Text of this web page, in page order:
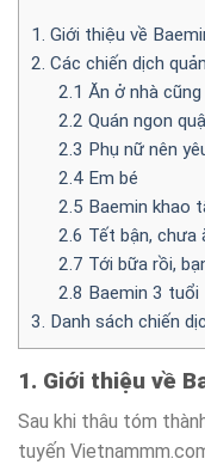
1. Giới thiệu về
2. Các chiến dịch
2.1 Ăn ở nhà cũng
2.2 Quán ngon
2.3 Phụ nữ nên
2.4 Em bé
2.5 Baemin khao
2.6 Tết bận, chưa
2.7 Tới bữa rồi,
2.8 Baemin 3 tuổi
3. Danh sách chiến
1. Giới thiệu về
Sau khi thâu tóm
tuyến